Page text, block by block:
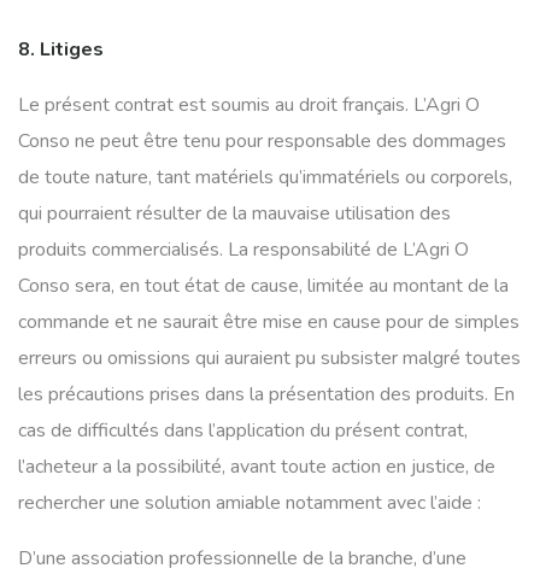
8. Litiges
Le présent contrat est soumis au droit français. L’Agri O
Conso ne peut être tenu pour responsable des dommages
de toute nature, tant matériels qu’immatériels ou corporels,
qui pourraient résulter de la mauvaise utilisation des
produits commercialisés. La responsabilité de L’Agri O
Conso sera, en tout état de cause, limitée au montant de la
commande et ne saurait être mise en cause pour de simples
erreurs ou omissions qui auraient pu subsister malgré toutes
les précautions prises dans la présentation des produits. En
cas de difficultés dans l’application du présent contrat,
l’acheteur a la possibilité, avant toute action en justice, de
rechercher une solution amiable notamment avec l’aide :
D’une association professionnelle de la branche, d’une